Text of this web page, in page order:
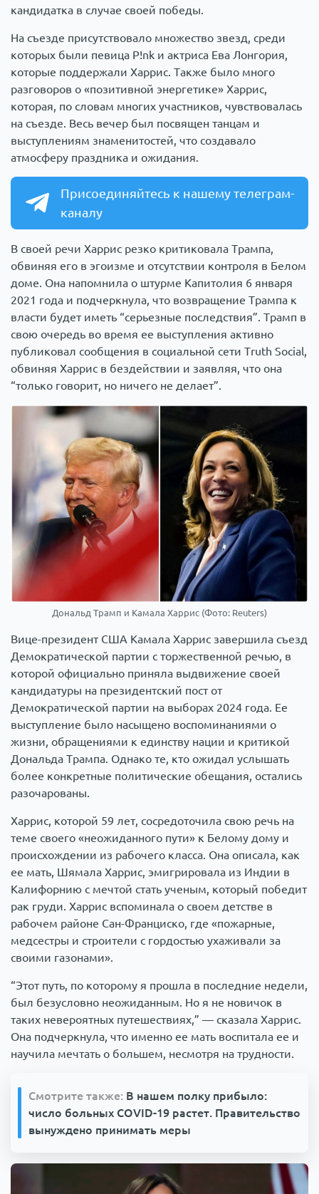
кандидатка в случае своей победы.
На съезде присутствовало множество звезд, среди
которых были певица P!nk и актриса Ева Лонгория,
которые поддержали Харрис. Также было много
разговоров о «позитивной энергетике» Харрис,
которая, по словам многих участников, чувствовалась
на съезде. Весь вечер был посвящен танцам и
выступлениям знаменитостей, что создавало
атмосферу праздника и ожидания.
Присоединяйтесь к нашему телеграм-
каналу
В своей речи Харрис резко критиковала Трампа,
обвиняя его в эгоизме и отсутствии контроля в Белом
доме. Она напомнила о штурме Капитолия 6 января
2021 года и подчеркнула, что возвращение Трампа к
власти будет иметь “серьезные последствия”. Трамп в
свою очередь во время ее выступления активно
публиковал сообщения в социальной сети Truth Social,
обвиняя Харрис в бездействии и заявляя, что она
“только говорит, но ничего не делает”.
Дональд Трамп и Камала Харрис (Фото: Reuters)
Вице-президент США Камала Харрис завершила съезд
Демократической партии с торжественной речью, в
которой официально приняла выдвижение своей
кандидатуры на президентский пост от
Демократической партии на выборах 2024 года. Ее
выступление было насыщено воспоминаниями о
жизни, обращениями к единству нации и критикой
Дональда Трампа. Однако те, кто ожидал услышать
более конкретные политические обещания, остались
разочарованы.
Харрис, которой 59 лет, сосредоточила свою речь на
теме своего «неожиданного пути» к Белому дому и
происхождении из рабочего класса. Она описала, как
ее мать, Шямала Харрис, эмигрировала из Индии в
Калифорнию с мечтой стать ученым, который победит
рак груди. Харрис вспоминала о своем детстве в
рабочем районе Сан-Франциско, где «пожарные,
медсестры и строители с гордостью ухаживали за
своими газонами».
“Этот путь, по которому я прошла в последние недели,
был безусловно неожиданным. Но я не новичок в
таких невероятных путешествиях,” — сказала Харрис.
Она подчеркнула, что именно ее мать воспитала ее и
научила мечтать о большем, несмотря на трудности.
Смотрите также: В нашем полку прибыло:
число больных COVID-19 растет. Правительство
вынуждено принимать меры